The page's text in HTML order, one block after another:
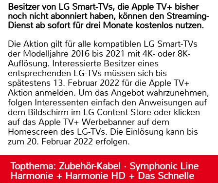
Besitzer von LG Smart-TVs, die Apple TV+ bisher
noch nicht abonniert haben, können den Streaming-
Dienst ab sofort für drei Monate kostenlos nutzen.
Die Aktion gilt für alle kompatiblen LG Smart-TVs
der Modelljahre 2016 bis 2021 mit 4K- oder 8K-
Auflösung. Interessierte Besitzer eines
entsprechenden LG-TVs müssen sich bis
spätestens 13. Februar 2022 für die Apple TV+
Aktion anmelden. Um das Angebot wahrzunehmen,
folgen Interessenten einfach den Anweisungen auf
dem Bildschirm im LG Content Store oder klicken
auf das Apple TV+ Werbebanner auf dem
Homescreen des LG-TVs. Die Einlösung kann bis
zum 20. Februar 2022 erfolgen.
Topthema: Zubehör-Kabel · Symphonic Line
Harmonie + Harmonie HD + Das Schnelle